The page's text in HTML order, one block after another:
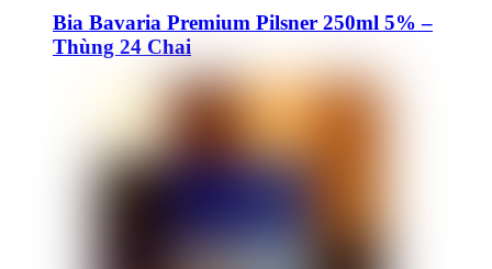
Bia Bavaria Premium Pilsner 250ml 5% –
Thùng 24 Chai